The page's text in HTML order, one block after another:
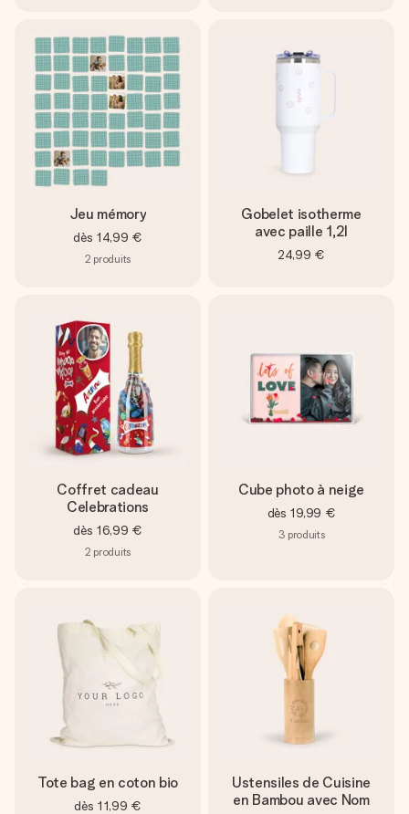
Jeu mémory
dès 14,99 €
2 produits
Gobelet isotherme
avec paille 1,2l
24,99 €
Coffret cadeau
Celebrations
dès 16,99 €
2 produits
Cube photo à neige
dès 19,99 €
3 produits
Tote bag en coton bio
dès 11,99 €
Ustensiles de Cuisine
en Bambou avec Nom